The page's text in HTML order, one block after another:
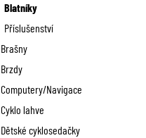
Blatníky
Příslušenství
Brašny
Brzdy
Computery/Navigace
Cyklo lahve
Dětské cyklosedačky